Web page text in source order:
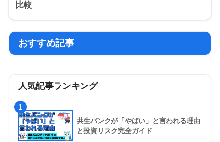
比較
おすすめ記事
人気記事ランキング
1
共生バンクが「やばい」と言われる理由
と投資リスク完全ガイド